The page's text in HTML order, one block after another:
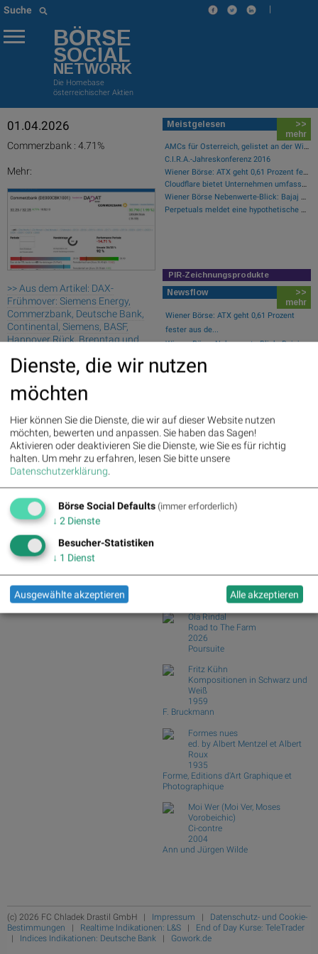
Suche |
BÖRSE
SOCIAL
NETWORK
Die Homebase
österreichischer Aktien
01.04.2026
Commerzbank : 4.71%
Mehr:
>> Aus dem Artikel: DAX-
Frühmover: Siemens Energy,
Commerzbank, Deutsche Bank,
Continental, Siemens, BASF,
Hannover Rück, Brenntag und
Deutsche Telekom : 5.63% »
Details
Henkel : 3.89%» Details
Zalando : 2.86%
» Details
Fresenius Medical Care : 2.12%
» Details
Fresenius : 1.71%» Details
Hochtief : -0.71% » Details
Rheinmetall : -0.85%
Siemens : -5.11%» Details
Siemens Energy : -1.19%»
Details
Meistgelesen
>>
mehr
AMCs für Österreich, gelistet an der Wiener Börse
C.I.R.A.-Jahreskonferenz 2016
Wiener Börse: ATX geht 0,61 Prozent fester aus der Donnerstag-Sitzung
Cloudflare bietet Unternehmen umfassende Transparenz zur Überprüfung und Analyse des KI-Einsatzes
Wiener Börse Nebenwerte-Blick: Bajaj Mobility steigt bei hohen Umsätzen mehr als 10 Prozent
Perpetuals meldet eine hypothetische Rendite von 380 % im Backtest der KI-Engine, die die risikofreie Handelsplattform „UpsideOnly“ antreibt
PIR-Zeichnungsprodukte
Newsflow
>>
mehr
Wiener Börse: ATX geht 0,61 Prozent
fester aus de...
Wiener Börse Nebenwerte-Blick: Bajaj
Mobility ste...
Zehn Vokabeln für ein Börsen-Debüt: Wie
Biotech, Kapsch ...
Wie VIG, AT&S, Lenzing, CA Immo,
Wienerberger und...
Analysten zu Kontron: "Solides
Stains & Ashes
Ola Rindal
Road to The Farm
2026
Poursuite
Fritz Kühn
Kompositionen in Schwarz und
Weiß
1959
F. Bruckmann
Formes nues
ed. by Albert Mentzel et Albert
Roux
1935
Forme, Editions d'Art Graphique et
Photographique
Moi Wer (Moi Ver, Moses
Vorobeichic)
Ci-contre
2004
Ann und Jürgen Wilde
(c) 2026 FC Chladek Drastil GmbH | Impressum | Datenschutz- und Cookie-
Bestimmungen | Realtime Indikationen: L&S | End of Day Kurse: TeleTrader
| Indices Indikationen: Deutsche Bank | Gowork.de
Dienste, die wir nutzen
möchten
Hier können Sie die Dienste, die wir auf dieser Website nutzen
möchten, bewerten und anpassen. Sie haben das Sagen!
Aktivieren oder deaktivieren Sie die Dienste, wie Sie es für richtig
halten. Um mehr zu erfahren, lesen Sie bitte unsere
Datenschutzerklärung.
Börse Social Defaults (immer erforderlich)
↓ 2 Dienste
Besucher-Statistiken
↓ 1 Dienst
Ausgewählte akzeptieren Alle akzeptieren